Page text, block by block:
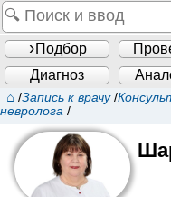
Подбор
Диагноз
⌂ /Запись к врачу/
невролога /